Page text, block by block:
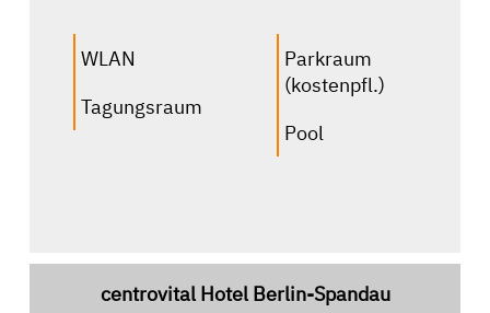
WLAN
Tagungsraum
Parkraum
(kostenpfl.)
Pool
centrovital Hotel Berlin-Spandau